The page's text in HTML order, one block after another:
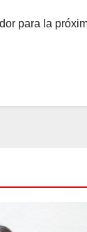
para la